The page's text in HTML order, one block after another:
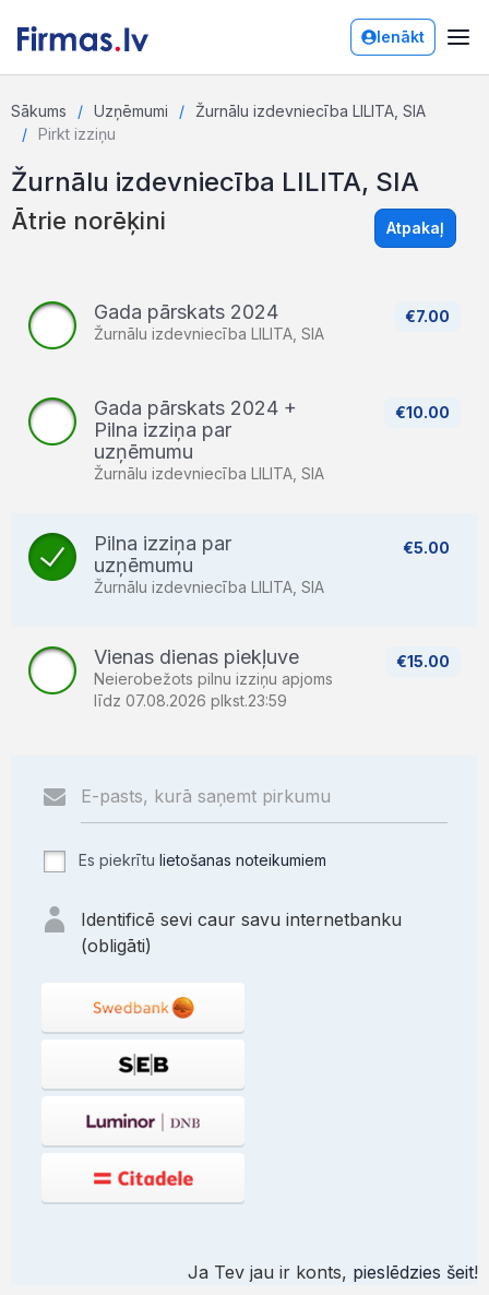
Ienākt
Sākums Uzņēmumi
Žurnālu izdevniecība LILITA, SIA
Pirkt izziņu
Žurnālu izdevniecība LILITA, SIA
Ātrie norēķini Atpakaļ
€7.00
Gada pārskats 2024
Žurnālu izdevniecība LILITA, SIA
€10.00
Gada pārskats 2024 +
Pilna izziņa par
uzņēmumu
Žurnālu izdevniecība LILITA, SIA
€5.00
Pilna izziņa par
uzņēmumu
Žurnālu izdevniecība LILITA, SIA
€15.00
Vienas dienas piekļuve
Neierobežots pilnu izziņu apjoms
līdz 07.08.2026 plkst.23:59
Es piekrītu lietošanas noteikumiem
Identificē sevi caur savu internetbanku
(obligāti)
Ja Tev jau ir konts, pieslēdzies šeit!